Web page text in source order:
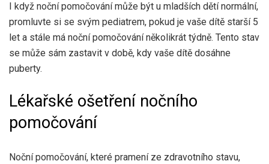
I když noční pomočování může být u mladších dětí normální,
promluvte si se svým pediatrem, pokud je vaše dítě starší 5
let a stále má noční pomočování několikrát týdně. Tento stav
se může sám zastavit v době, kdy vaše dítě dosáhne
puberty.
Lékařské ošetření nočního
pomočování
Noční pomočování, které pramení ze zdravotního stavu,